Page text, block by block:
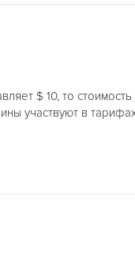
$ 10, то
участвуют в